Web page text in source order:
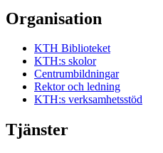
Organisation
KTH Biblioteket
KTH:s skolor
Centrumbildningar
Rektor och ledning
KTH:s verksamhetsstöd
Tjänster